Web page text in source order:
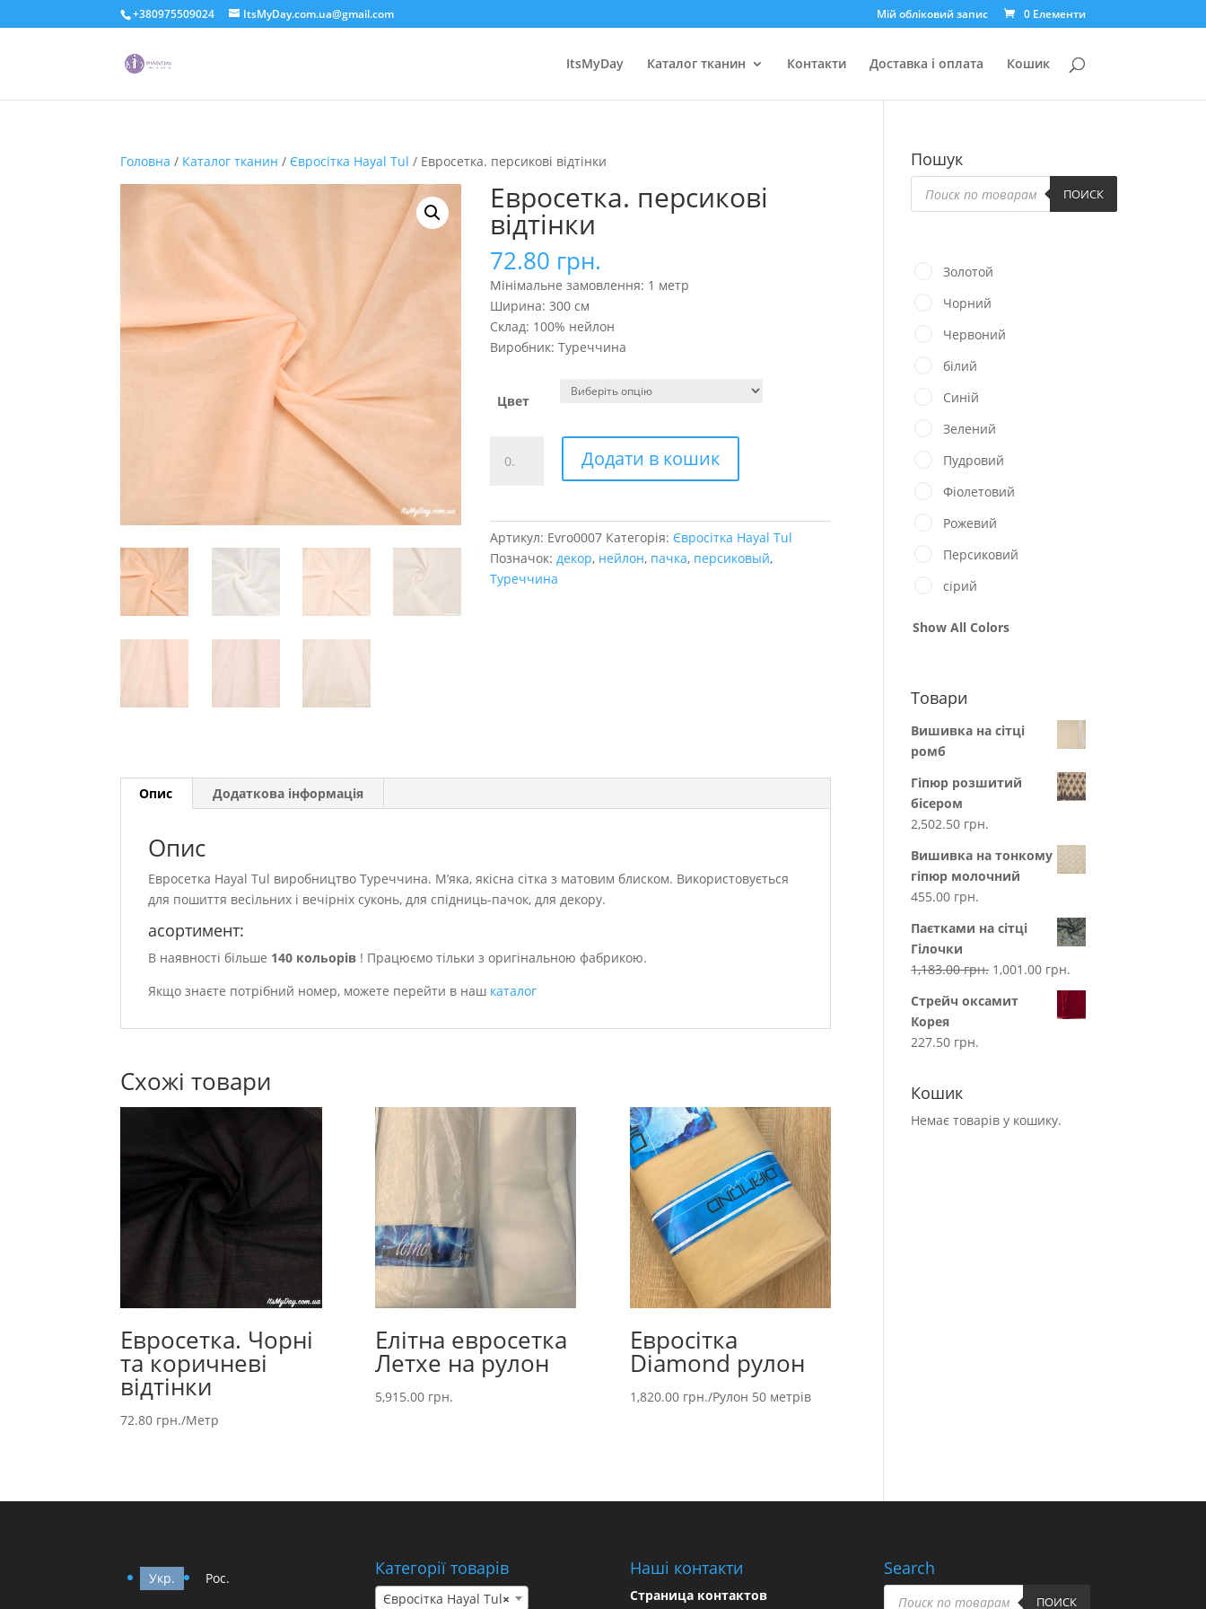
+380975509024 ItsMyDay.com.ua@gmail.com Мій обліковий запис 0 Елементи
ItsMyDay Каталог тканин Контакти Доставка і оплата Кошик
Головна / Каталог тканин / Євросітка Hayal Tul / Евросетка. персикові відтінки
Евросетка. персикові
відтінки
72.80 грн.
Мінімальне замовлення: 1 метр
Ширина: 300 см
Склад: 100% нейлон
Виробник: Туреччина
Цвет
персикові
Додати в кошик
Артикул: Evro0007 Категорія: Євросітка Hayal Tul
Позначок:декор, нейлон, пачка, персиковый,
Туреччина
Опис Додаткова інформація
Опис
Евросетка Hayal Tul виробництво Туреччина. М’яка, якісна сітка з матовим блиском. Використовується
для пошиття весільних і вечірніх суконь, для спідниць-пачок, для декору.
асортимент:
В наявності більше 140 кольорів ! Працюємо тільки з оригінальною фабрикою.
Якщо знаєте потрібний номер, можете перейти в наш каталог
Схожі товари
Евросетка. Чорні
та коричневі
відтінки
72.80 грн./Метр
Елітна евросетка
Летхе на рулон
5,915.00 грн.
Евросітка
Diamond рулон
1,820.00 грн./Рулон 50 метрів
Пошук
Пошук
товарів ПОИСК
Золотой
Чорний
Червоний
білий
Синій
Зелений
Пудровий
Фіолетовий
Рожевий
Персиковий
сірий
Show All Colors
Товари
Вишивка на сітці
ромб
Гіпюр розшитий
бісером
2,502.50 грн.
Вишивка на тонкому
гіпюр молочний
455.00 грн.
Паєтками на сітці
Гілочки
1,183.00грн. 1,001.00 грн.
Стрейч оксамит
Корея
227.50 грн.
Кошик
Немає товарів у кошику.
Укр. Рос. Категорії товарів
×
Євросітка Hayal Tul
Наші контакти
Страница контактов
Search
Пошук
товарів ПОИСК